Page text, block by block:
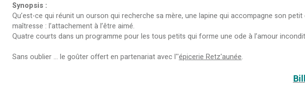
Synopsis :
Qu’est-ce qui réunit un ourson qui recherche sa mère, une lapine qui accompagne son
maîtresse : l’attachement à l’être aimé.
Quatre courts dans un programme pour les tous petits qui forme une ode à l’amour
Sans oublier ... le goûter offert en partenariat avec l''épicerie Retz'aunée.